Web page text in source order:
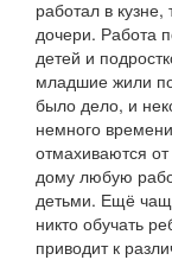
работал в
дочери. Работа
детей и
младшие жили
было дело, и
немного
отмахиваются
дому любую
детьми. Ещё
никто обучать
приводит к